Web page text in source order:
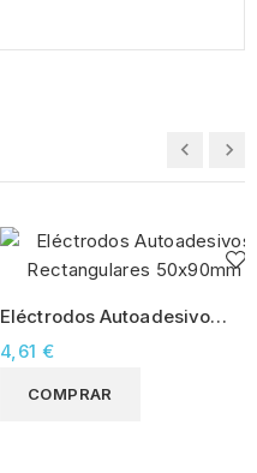
Eléctrodos Autoadesivos
Rectangulares 50x90mm
4,61 €
COMPRAR